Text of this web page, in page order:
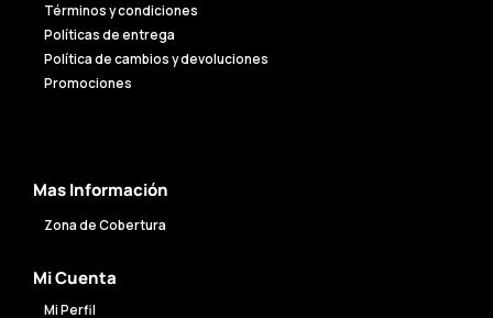
Términos y condiciones
Políticas de entrega
Política de cambios y devoluciones
Promociones
Mas Información
Zona de Cobertura
Mi Cuenta
Mi Perfil